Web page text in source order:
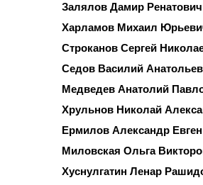
Залялов Дамир Ренатович
Харламов Михаил
Строканов Сергей
Седов Василий
Медведев Анатолий
Хрульнов Николай
Ермилов Александр
Миловская Ольга
Хуснулгатин Ленар